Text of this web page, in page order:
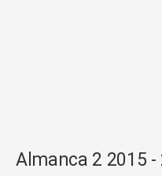
Almanca 2 2015 -